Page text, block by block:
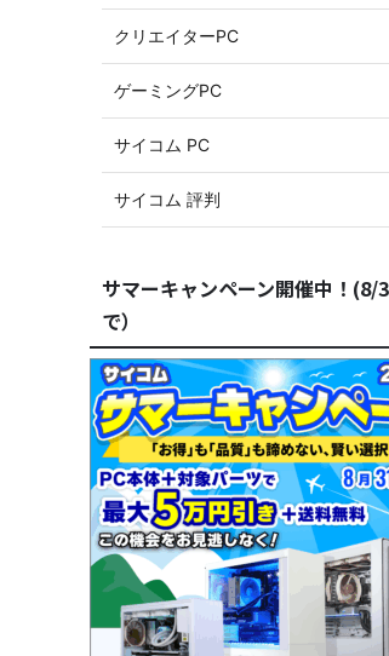
クリエイターPC
ゲーミングPC
サイコム PC
サイコム 評判
サマーキャンペーン開催中！(8/
で）